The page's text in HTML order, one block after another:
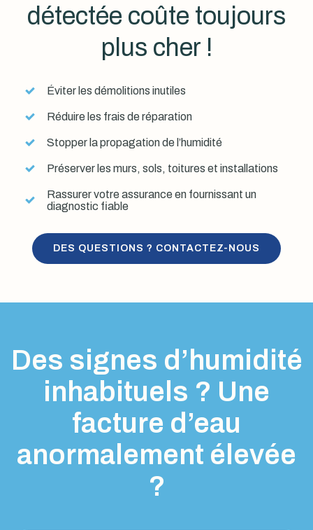
détectée coûte toujours
plus cher !
Éviter les démolitions inutiles
Réduire les frais de réparation
Stopper la propagation de l’humidité
Préserver les murs, sols, toitures et installations
Rassurer votre assurance en fournissant un
diagnostic fiable
DES QUESTIONS ? CONTACTEZ-NOUS
Des signes d’humidité
inhabituels ? Une
facture d’eau
anormalement élevée
?